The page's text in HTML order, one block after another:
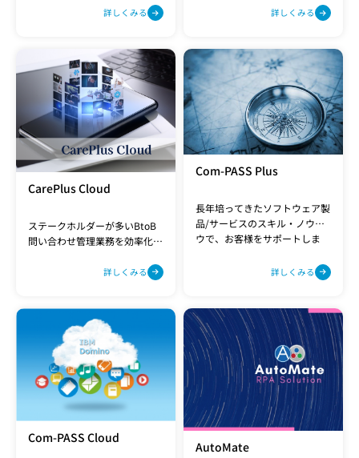
詳しくみる 詳しくみる
CarePlus Cloud
ステークホルダーが多いBtoB
問い合わせ管理業務を効率化
詳しくみる
Com-PASS Plus
長年培ってきたソフトウェア製
品/サービスのスキル・ノウハ
ウで、お客様をサポートしま
詳しくみる
Com-PASS Cloud
AutoMate